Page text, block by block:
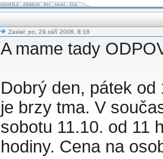
Zaslal: po, 29.září 2008, 8:18
A mame tady
Dobrý den, pátek
je brzy tma. V
sobotu 11.10. od 11
hodiny. Cena na